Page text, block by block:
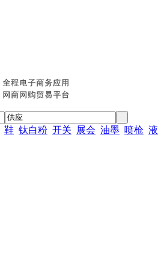
鞋 钛白粉 开关 展会 油墨 喷枪